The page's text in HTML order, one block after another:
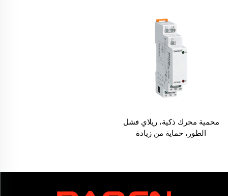
محمية محرك ذكية، ريلاي فشل
الطور، حماية من زيادة